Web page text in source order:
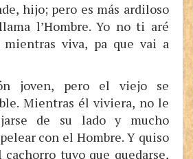
hijo; pero es más ardiloso
l’Hombre. Yo no ti aré
mientras viva, pa que vai a
joven, pero el viejo se
Mientras él viviera, no le
de su lado y mucho
con el Hombre. Y quiso
tuvo que quedarse,